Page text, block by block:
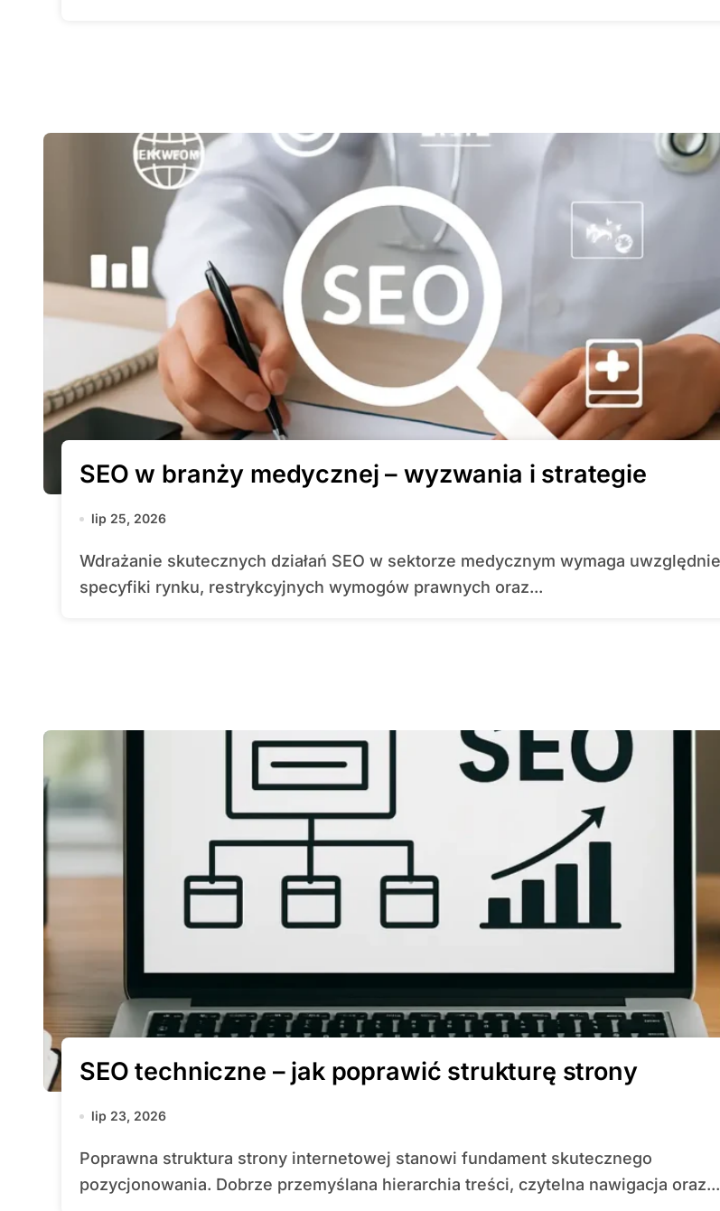
SEO w branży medycznej – wyzwania i strategie
lip 25, 2026
Wdrażanie skutecznych działań SEO w sektorze medycznym wymaga uwzględnienia
specyfiki rynku, restrykcyjnych wymogów prawnych oraz...
SEO techniczne – jak poprawić strukturę strony
lip 23, 2026
Poprawna struktura strony internetowej stanowi fundament skutecznego
pozycjonowania. Dobrze przemyślana hierarchia treści, czytelna nawigacja oraz...